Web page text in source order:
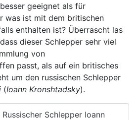
geeignet als für
was ist mit dem britischen
enthalten ist? Überrascht las
dieser Schlepper sehr viel
von
passt, als auf ein britisches
um den russischen Schlepper
(Ioann Kronshtadsky).
Schlepper Ioann